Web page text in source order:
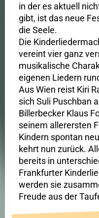
in der es aktuell
gibt, ist das neue
die Seele.
Die
vereint vier ganz
musikalische
eigenen Liedern
Aus Wien reist Kiri
sich Suli Puschban
Billerbecker Klaus
seinem allerersten
Kindern spontan
kehrt nun zurück.
bereits in
Frankfurter
werden sie
Freude aus der